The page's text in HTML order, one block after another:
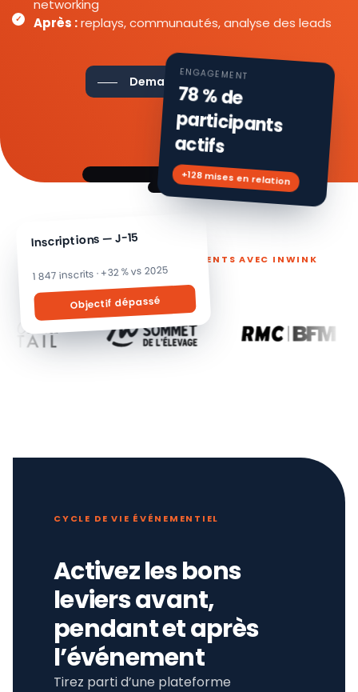
networking
Après :replays, communautés, analyse des leads
Demander une démo
Inscriptions — J-15
1 847 inscrits · +32 % vs 2025
Objectif dépassé
ENGAGEMENT
78 % de
participants
actifs
+128 mises en relation
ILS PILOTENT LEURS ÉVÉNEMENTS AVEC INWINK
CYCLE DE VIE ÉVÉNEMENTIEL
Activez les bons
leviers avant,
pendant et après
l’événement
Tirez parti d’une plateforme